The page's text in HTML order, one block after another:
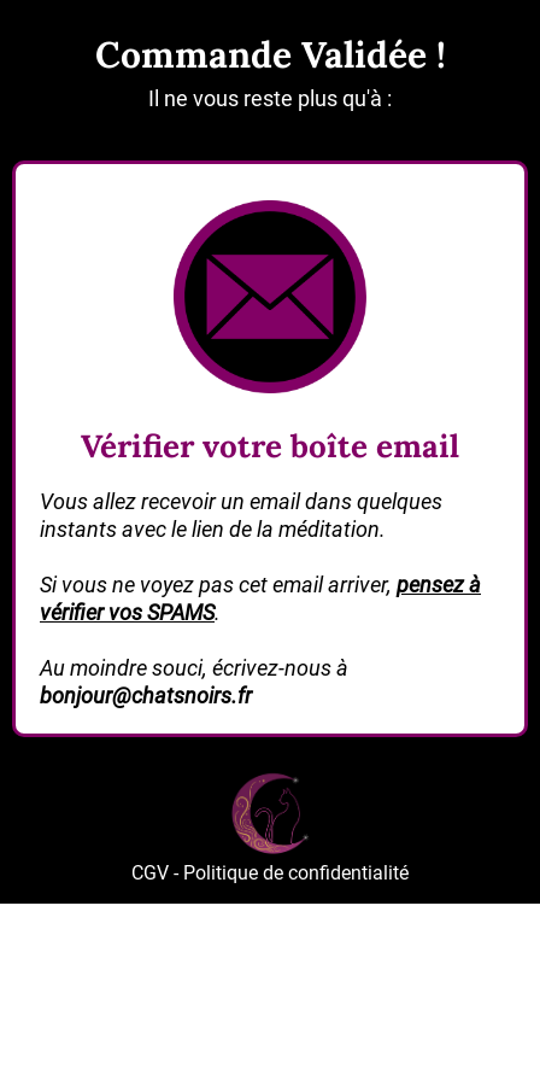
Commande Validée !
Il ne vous reste plus qu'à :
Vérifier votre boîte email
Vous allez recevoir un email dans quelques
instants avec le lien de la méditation.
Si vous ne voyez pas cet email arriver, pensez à
vérifier vos SPAMS.
Au moindre souci, écrivez-nous à
bonjour@chatsnoirs.fr
CGV - Politique de confidentialité